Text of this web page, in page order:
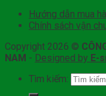
Hướng dẫn mua
Chính sách vận
Copyright 2026 ©
NAM - Designed by E-
Tìm kiếm: